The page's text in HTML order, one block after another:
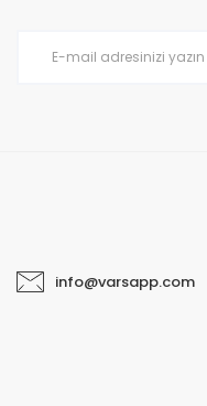
info@varsapp.com